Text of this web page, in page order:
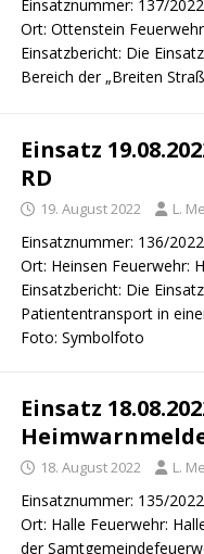
Einsatznummer: 137/
Ort: Ottenstein
Einsatzbericht: Die
Bereich der „Breiten
Einsatz
RD
19. August 2022 L.
Einsatznummer: 136/
Ort: Heinsen Feuerwehr:
Einsatzbericht: Die
Patiententransport in
Foto: Symbolfoto
Einsatz
18. August 2022 L.
Einsatznummer: 135/
Ort: Halle Feuerwehr:
der